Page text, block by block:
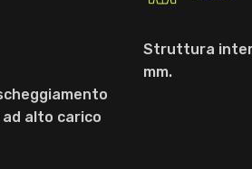
alto carico
Struttura
mm.